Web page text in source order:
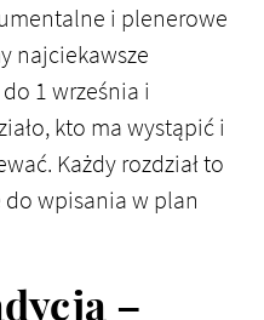
i plenerowe
najciekawsze
1 września i
kto ma wystąpić i
Każdy rozdział to
wpisania w plan
–